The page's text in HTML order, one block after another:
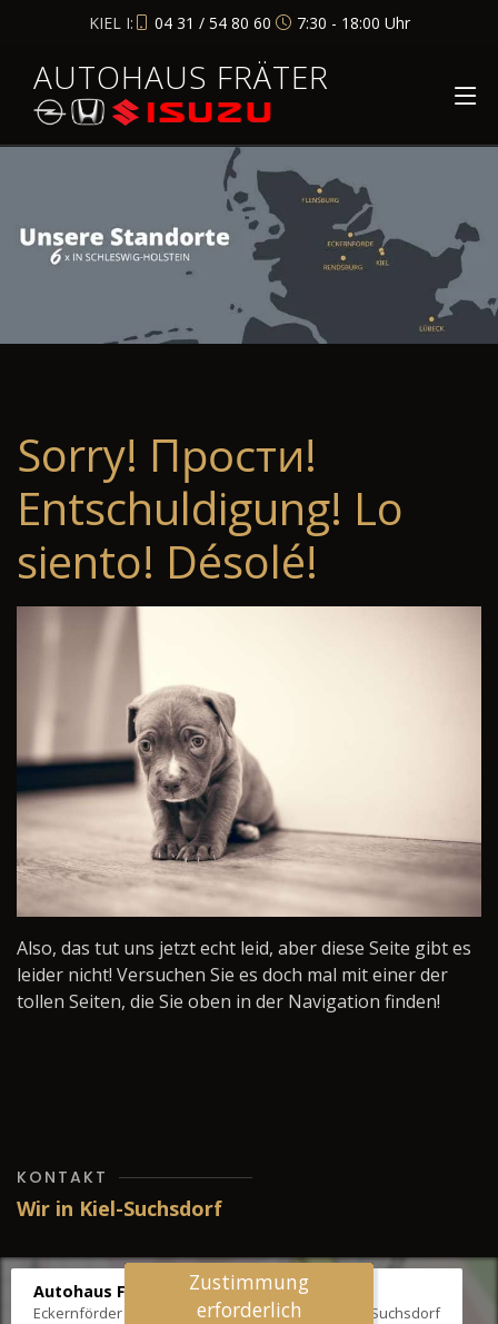
KIEL I: 04 31 / 54 80 60 7:30 - 18:00 Uhr
AUTOHAUS FRÄTER
Sorry! Прости!
Entschuldigung! Lo
siento! Désolé!
Also, das tut uns jetzt echt leid, aber diese Seite gibt es
leider nicht! Versuchen Sie es doch mal mit einer der
tollen Seiten, die Sie oben in der Navigation finden!
KONTAKT
Wir in Kiel-Suchsdorf
Autohaus Fräter
Eckernförder Str. /Klausbrooker Weg 1, 24107 Kiel-Suchsdorf
Zustimmung
erforderlich